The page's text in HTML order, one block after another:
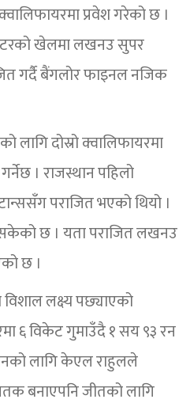
प्रवेश गरेको छ ।
खेलमा लखनउ सुपर
गर्दै बैंगलोर फाइनल नजिक
दोस्रो क्वालिफायरमा
। राजस्थान पहिलो
पराजित भएको थियो ।
छ । यता पराजित लखनउ
छ ।
लक्ष्य पछ्याएको
६ विकेट गुमाउँदै १ सय ९३ रन
लागि केएल राहुलले
बनाएपनि जीतको लागि